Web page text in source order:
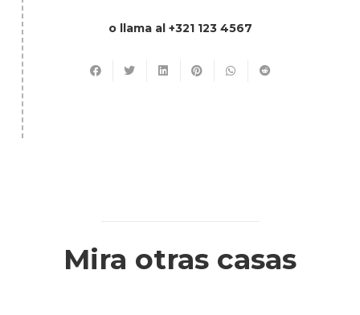
o llama al +321 123 4567
Mira otras casas